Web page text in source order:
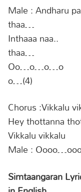
Male : Andharu
thaa…
Inthaaa naa..
thaa…
Oo…o…o…o
o…(4)
Chorus :Vikkalu
Hey thottanna
Vikkalu vikkalu
Male :
Simtaangaran